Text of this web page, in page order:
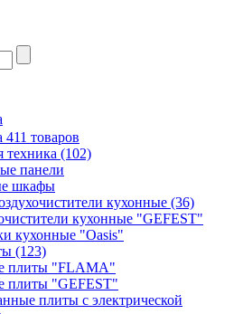
411 товаров
техника (102)
панели
шкафы
кухонные (36)
кухонные "GEFEST"
кухонные "Oasis"
(123)
плиты "FLAMA"
плиты "GEFEST"
плиты с электрической